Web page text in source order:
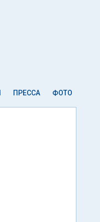
ПРЕССА ФОТО